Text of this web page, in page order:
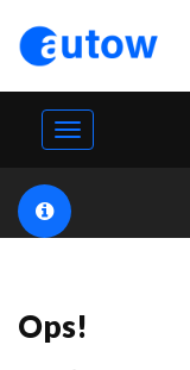
Toggle
navigation
Ops!